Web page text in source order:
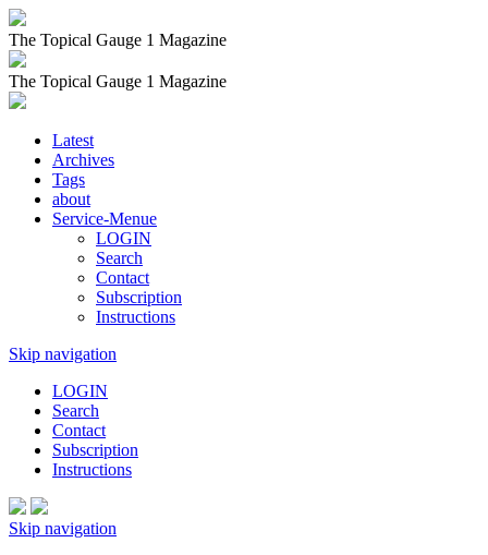
The Topical Gauge 1 Magazine
The Topical Gauge 1 Magazine
Latest
Archives
Tags
about
Service-Menue
LOGIN
Search
Contact
Subscription
Instructions
Skip navigation
LOGIN
Search
Contact
Subscription
Instructions
Skip navigation